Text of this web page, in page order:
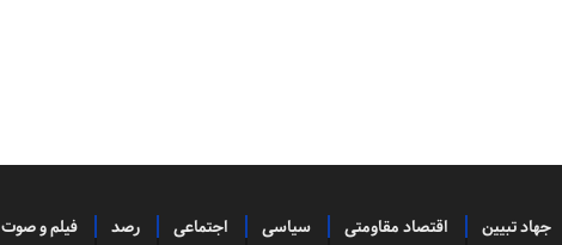
جهاد تبیین اقتصاد مقاومتی سیاسی اجتماعی رصد فیلم و صوت